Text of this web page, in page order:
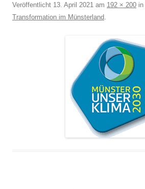
Veröffentlicht 13. April 2021 am 192 × 200 in
Transformation im Münsterland